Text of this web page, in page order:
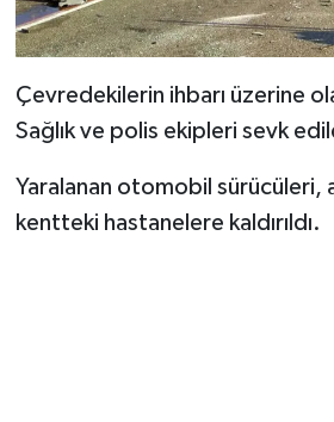
Çevredekilerin ihbarı üzerine
Sağlık ve polis ekipleri sevk
Yaralanan otomobil sürücüleri,
kentteki hastanelere kaldırıldı.